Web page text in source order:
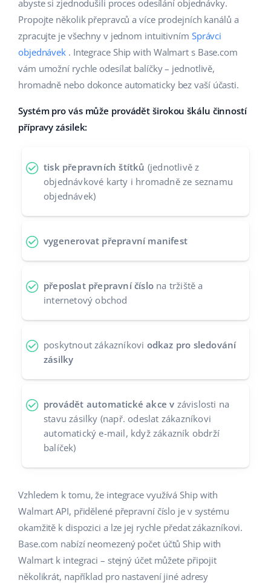
Správa přepravy
Automatizace procesů
Base Connect
AI pro e-commerce
Domov a zahrada
Výrobky pro děti
Elektronika
Automobilové díly
Supermarket
Móda
Podpora
Akademie
Blog
Kalendář webinářů a eventů
Služby
Audit účtu
Kalkulačka růstu tržeb a úspor s Base
Partneři
english (US)
english (GB)
english (IN)
deutsch
español (AR)
Italiano
polski
português (BR)
română
abyste si zjednodušili proces odesílání objednávky.
Propojte několik přepravců a více prodejních kanálů a
zpracujte je všechny v jednom intuitivním Správci
objednávek . Integrace Ship with Walmart s Base.com
vám umožní rychle odesílat balíčky – jednotlivě,
hromadně nebo dokonce automaticky bez vaší účasti.
Systém pro vás může provádět širokou škálu činností
přípravy zásilek:
tisk přepravních štítků (jednotlivě z
objednávkové karty i hromadně ze seznamu
objednávek)
vygenerovat přepravní manifest
přeposlat přepravní číslo na tržiště a
internetový obchod
poskytnout zákazníkovi odkaz pro sledování
zásilky
provádět automatické akce v závislosti na
stavu zásilky (např. odeslat zákazníkovi
automatický e-mail, když zákazník obdrží
balíček)
Vzhledem k tomu, že integrace využívá Ship with
Walmart API, přidělené přepravní číslo je v systému
okamžitě k dispozici a lze jej rychle předat zákazníkovi.
Base.com nabízí neomezený počet účtů Ship with
Walmart k integraci – stejný účet můžete připojit
několikrát, například pro nastavení jiné adresy